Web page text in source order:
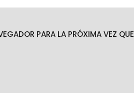
PARA LA PRÓXIMA VEZ QUE